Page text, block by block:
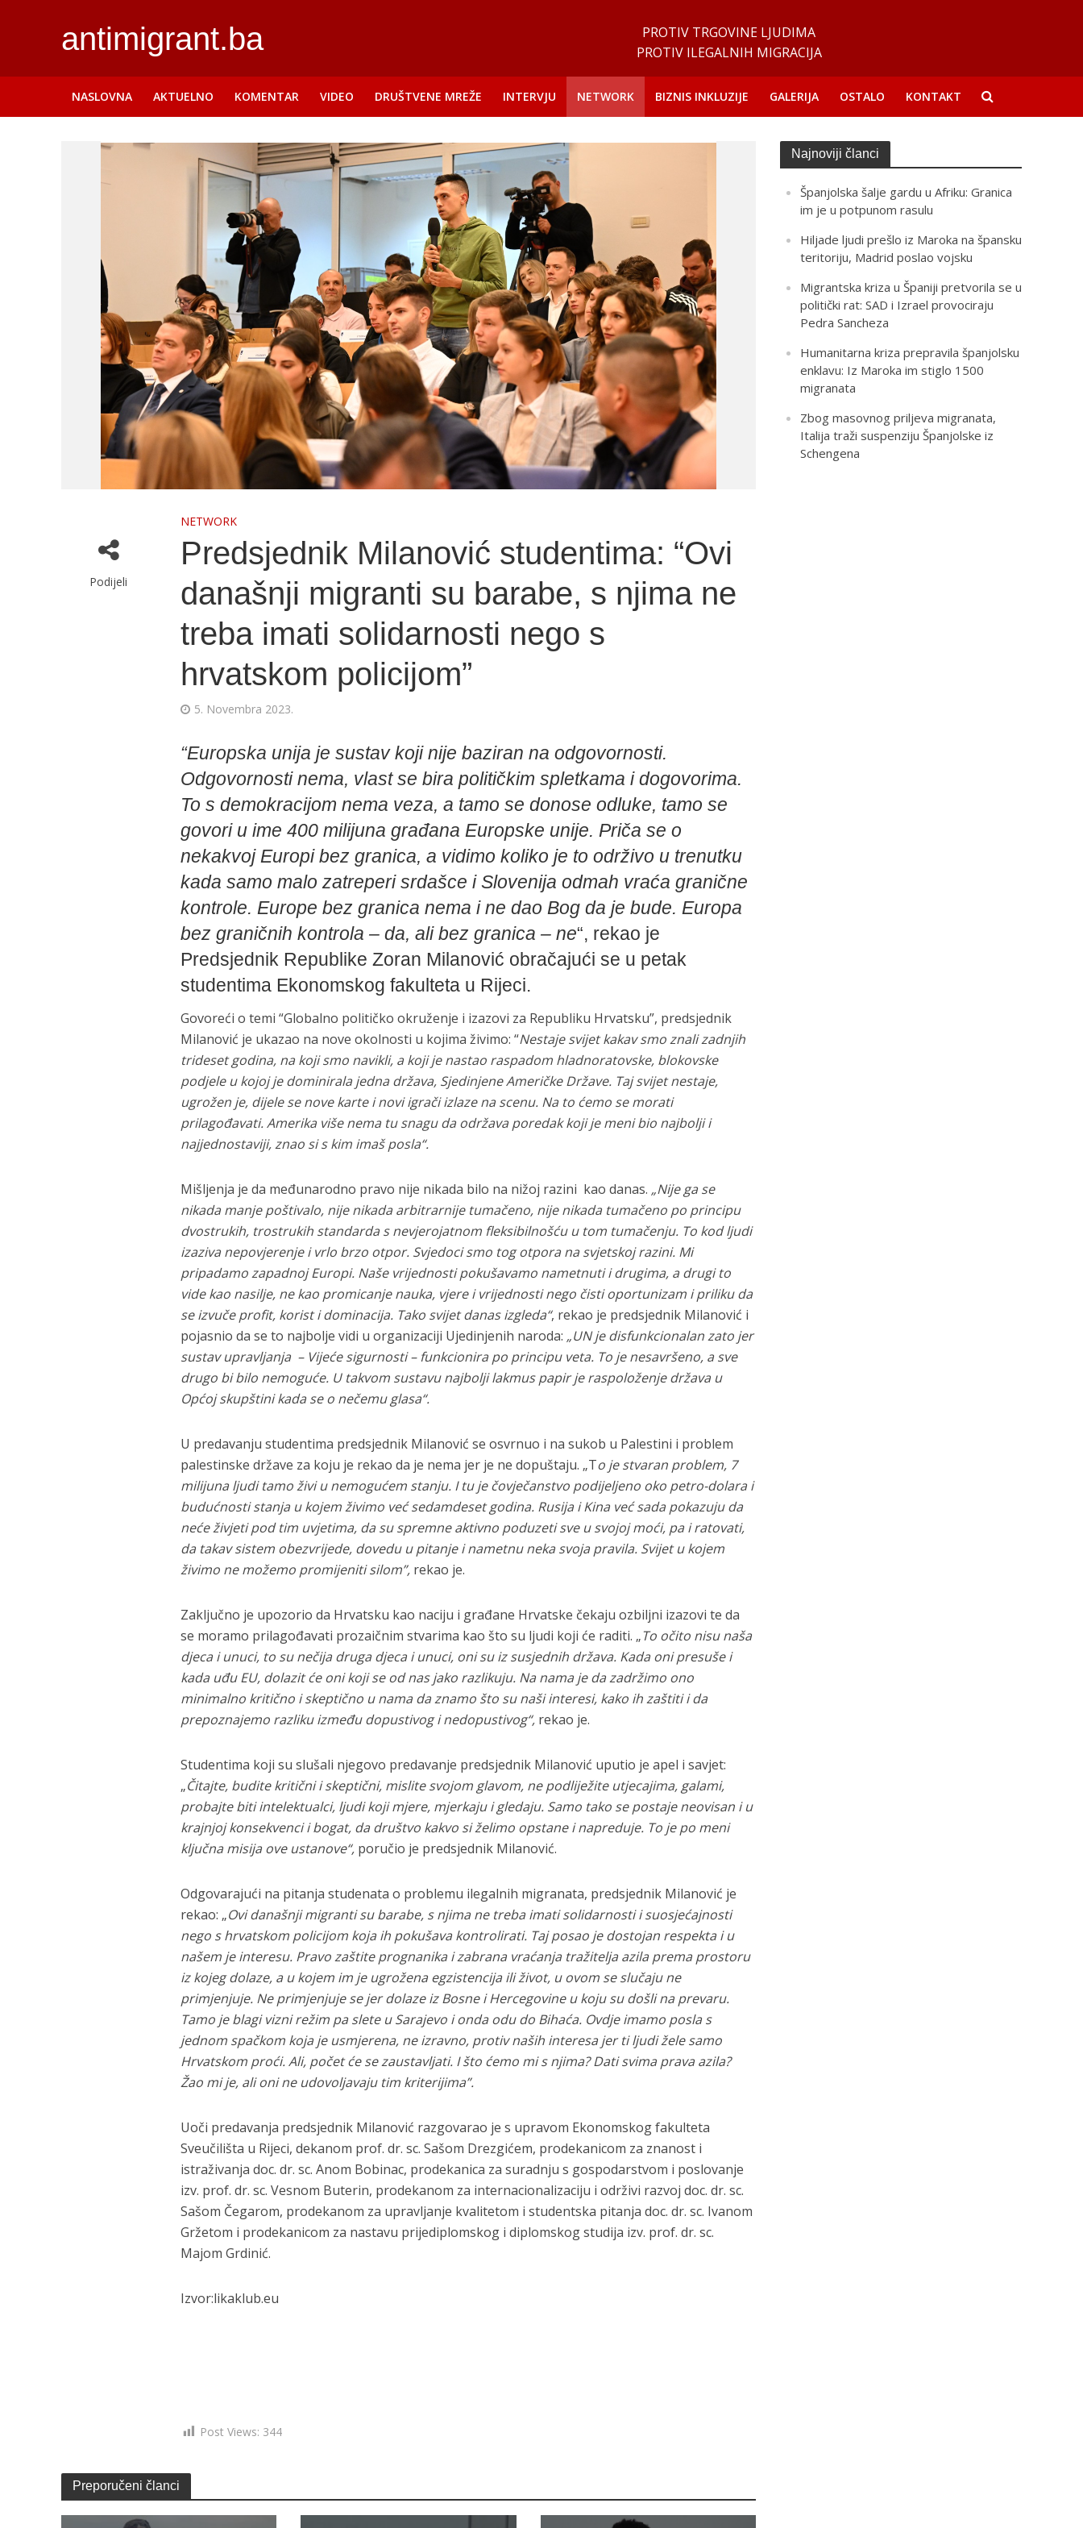
antimigrant.ba
PROTIV TRGOVINE LJUDIMA
PROTIV ILEGALNIH MIGRACIJA
NASLOVNA AKTUELNO KOMENTAR VIDEO DRUŠTVENE MREŽE INTERVJU NETWORK BIZNIS INKLUZIJE GALERIJA OSTALO KONTAKT
Podijeli
NETWORK
Predsjednik Milanović studentima: “Ovi
današnji migranti su barabe, s njima ne
treba imati solidarnosti nego s
hrvatskom policijom”
5. Novembra 2023.
“Europska unija je sustav koji nije baziran na odgovornosti.
Odgovornosti nema, vlast se bira političkim spletkama i dogovorima.
To s demokracijom nema veza, a tamo se donose odluke, tamo se
govori u ime 400 milijuna građana Europske unije. Priča se o
nekakvoj Europi bez granica, a vidimo koliko je to održivo u trenutku
kada samo malo zatreperi srdašce i Slovenija odmah vraća granične
kontrole. Europe bez granica nema i ne dao Bog da je bude. Europa
bez graničnih kontrola – da, ali bez granica – ne“, rekao je
Predsjednik Republike Zoran Milanović obračajući se u petak
studentima Ekonomskog fakulteta u Rijeci.
Govoreći o temi “Globalno političko okruženje i izazovi za Republiku Hrvatsku”, predsjednik
Milanović je ukazao na nove okolnosti u kojima živimo: “Nestaje svijet kakav smo znali zadnjih
trideset godina, na koji smo navikli, a koji je nastao raspadom hladnoratovske, blokovske
podjele u kojoj je dominirala jedna država, Sjedinjene Američke Države. Taj svijet nestaje,
ugrožen je, dijele se nove karte i novi igrači izlaze na scenu. Na to ćemo se morati
prilagođavati. Amerika više nema tu snagu da održava poredak koji je meni bio najbolji i
najjednostaviji, znao si s kim imaš posla“.
Mišljenja je da međunarodno pravo nije nikada bilo na nižoj razini kao danas. „Nije ga se
nikada manje poštivalo, nije nikada arbitrarnije tumačeno, nije nikada tumačeno po principu
dvostrukih, trostrukih standarda s nevjerojatnom fleksibilnošću u tom tumačenju. To kod ljudi
izaziva nepovjerenje i vrlo brzo otpor. Svjedoci smo tog otpora na svjetskoj razini. Mi
pripadamo zapadnoj Europi. Naše vrijednosti pokušavamo nametnuti i drugima, a drugi to
vide kao nasilje, ne kao promicanje nauka, vjere i vrijednosti nego čisti oportunizam i priliku da
se izvuče profit, korist i dominacija. Tako svijet danas izgleda“, rekao je predsjednik Milanović i
pojasnio da se to najbolje vidi u organizaciji Ujedinjenih naroda: „UN je disfunkcionalan zato jer
sustav upravljanja – Vijeće sigurnosti – funkcionira po principu veta. To je nesavršeno, a sve
drugo bi bilo nemoguće. U takvom sustavu najbolji lakmus papir je raspoloženje država u
Općoj skupštini kada se o nečemu glasa“.
U predavanju studentima predsjednik Milanović se osvrnuo i na sukob u Palestini i problem
palestinske države za koju je rekao da je nema jer je ne dopuštaju. „To je stvaran problem, 7
milijuna ljudi tamo živi u nemogućem stanju. I tu je čovječanstvo podijeljeno oko petro-dolara i
budućnosti stanja u kojem živimo već sedamdeset godina. Rusija i Kina već sada pokazuju da
neće živjeti pod tim uvjetima, da su spremne aktivno poduzeti sve u svojoj moći, pa i ratovati,
da takav sistem obezvrijede, dovedu u pitanje i nametnu neka svoja pravila. Svijet u kojem
živimo ne možemo promijeniti silom”, rekao je.
Zaključno je upozorio da Hrvatsku kao naciju i građane Hrvatske čekaju ozbiljni izazovi te da
se moramo prilagođavati prozaičnim stvarima kao što su ljudi koji će raditi. „To očito nisu naša
djeca i unuci, to su nečija druga djeca i unuci, oni su iz susjednih država. Kada oni presuše i
kada uđu EU, dolazit će oni koji se od nas jako razlikuju. Na nama je da zadržimo ono
minimalno kritično i skeptično u nama da znamo što su naši interesi, kako ih zaštiti i da
prepoznajemo razliku između dopustivog i nedopustivog“, rekao je.
Studentima koji su slušali njegovo predavanje predsjednik Milanović uputio je apel i savjet:
„Čitajte, budite kritični i skeptični, mislite svojom glavom, ne podliježite utjecajima, galami,
probajte biti intelektualci, ljudi koji mjere, mjerkaju i gledaju. Samo tako se postaje neovisan i u
krajnjoj konsekvenci i bogat, da društvo kakvo si želimo opstane i napreduje. To je po meni
ključna misija ove ustanove“, poručio je predsjednik Milanović.
Odgovarajući na pitanja studenata o problemu ilegalnih migranata, predsjednik Milanović je
rekao: „Ovi današnji migranti su barabe, s njima ne treba imati solidarnosti i suosjećajnosti
nego s hrvatskom policijom koja ih pokušava kontrolirati. Taj posao je dostojan respekta i u
našem je interesu. Pravo zaštite prognanika i zabrana vraćanja tražitelja azila prema prostoru
iz kojeg dolaze, a u kojem im je ugrožena egzistencija ili život, u ovom se slučaju ne
primjenjuje. Ne primjenjuje se jer dolaze iz Bosne i Hercegovine u koju su došli na prevaru.
Tamo je blagi vizni režim pa slete u Sarajevo i onda odu do Bihaća. Ovdje imamo posla s
jednom spačkom koja je usmjerena, ne izravno, protiv naših interesa jer ti ljudi žele samo
Hrvatskom proći. Ali, počet će se zaustavljati. I što ćemo mi s njima? Dati svima prava azila?
Žao mi je, ali oni ne udovoljavaju tim kriterijima”.
Uoči predavanja predsjednik Milanović razgovarao je s upravom Ekonomskog fakulteta
Sveučilišta u Rijeci, dekanom prof. dr. sc. Sašom Drezgićem, prodekanicom za znanost i
istraživanja doc. dr. sc. Anom Bobinac, prodekanica za suradnju s gospodarstvom i poslovanje
izv. prof. dr. sc. Vesnom Buterin, prodekanom za internacionalizaciju i održivi razvoj doc. dr. sc.
Sašom Čegarom, prodekanom za upravljanje kvalitetom i studentska pitanja doc. dr. sc. Ivanom
Gržetom i prodekanicom za nastavu prijediplomskog i diplomskog studija izv. prof. dr. sc.
Majom Grdinić.
Izvor:likaklub.eu
Post Views: 344
Preporučeni članci
Najnoviji članci
Španjolska šalje gardu u Afriku: Granica
im je u potpunom rasulu
Hiljade ljudi prešlo iz Maroka na špansku
teritoriju, Madrid poslao vojsku
Migrantska kriza u Španiji pretvorila se u
politički rat: SAD i Izrael provociraju
Pedra Sancheza
Humanitarna kriza prepravila španjolsku
enklavu: Iz Maroka im stiglo 1500
migranata
Zbog masovnog priljeva migranata,
Italija traži suspenziju Španjolske iz
Schengena